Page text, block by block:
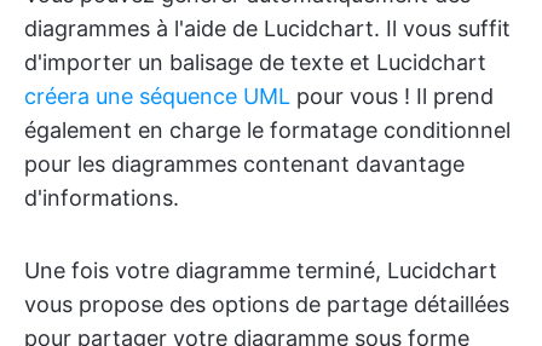
diagrammes à l'aide de Lucidchart. Il vous suffit
d'importer un balisage de texte et Lucidchart
créera une séquence UML pour vous ! Il prend
également en charge le formatage conditionnel
pour les diagrammes contenant davantage
d'informations.
Une fois votre diagramme terminé, Lucidchart
vous propose des options de partage détaillées
pour partager votre diagramme sous forme